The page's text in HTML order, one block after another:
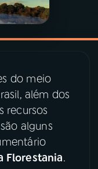
do meio
além dos
recursos
alguns
Florestania.